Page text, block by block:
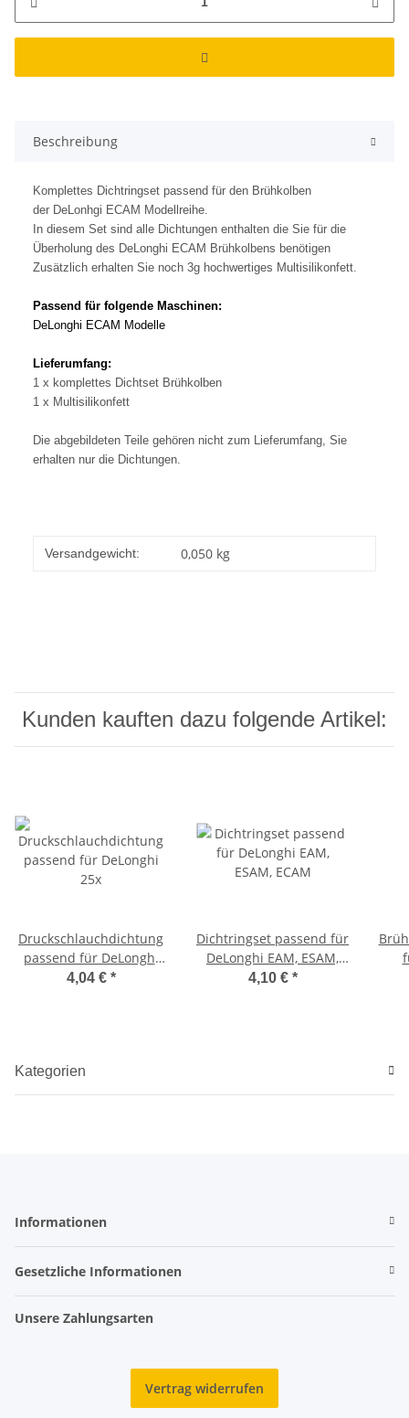
Beschreibung
Komplettes Dichtringset passend für den Brühkolben
der DeLonhgi ECAM Modellreihe.
In diesem Set sind alle Dichtungen enthalten die Sie für die
Überholung des DeLonghi ECAM Brühkolbens benötigen
Zusätzlich erhalten Sie noch 3g hochwertiges Multisilikonfett.
Passend für folgende Maschinen:
DeLonghi ECAM Modelle
Lieferumfang:
1 x komplettes Dichtset Brühkolben
1 x Multisilikonfett
Die abgebildeten Teile gehören nicht zum Lieferumfang, Sie
erhalten nur die Dichtungen.
Versandgewicht: 0,050 kg
Kunden kauften dazu folgende Artikel:
Druckschlauchdichtung
passend für DeLonghi
25x
4,04 € *
Dichtringset passend für
DeLonghi EAM, ESAM,
ECAM
4,10 € *
Kategorien
Informationen
Gesetzliche Informationen
Unsere Zahlungsarten
Vertrag widerrufen